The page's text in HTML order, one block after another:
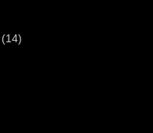
(14)